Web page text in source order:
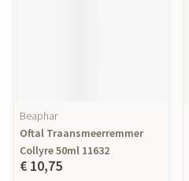
Beaphar
Oftal Traansmeerremmer
Collyre 50ml 11632
€ 10,75